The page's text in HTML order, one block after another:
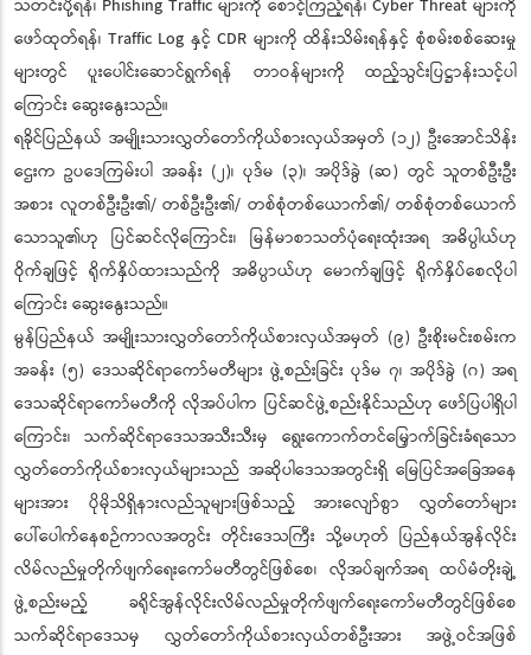
သတင်းပို့ရန်၊ Phishing Traffic များကို စောင့်ကြည့်ရန်၊ Cyber Threat များကို
ဖော်ထုတ်ရန်၊ Traffic Log နှင့် CDR များကို ထိန်းသိမ်းရန်နှင့် စုံစမ်းစစ်ဆေးမှု
များတွင် ပူးပေါင်းဆောင်ရွက်ရန် တာဝန်များကို ထည့်သွင်းပြဋ္ဌာန်းသင့်ပါ
ကြောင်း ဆွေးနွေးသည်။
ရခိုင်ပြည်နယ် အမျိုးသားလွှတ်တော်ကိုယ်စားလှယ်အမှတ် (၁၂) ဦးအောင်သိန်း
ဌေးက ဥပဒေကြမ်းပါ အခန်း (၂)၊ ပုဒ်မ (၃)၊ အပိုဒ်ခွဲ (ဆ) တွင် သူတစ်ဦးဦး
အစား လူတစ်ဦးဦး၏/ တစ်ဦးဦး၏/ တစ်စုံတစ်ယောက်၏/ တစ်စုံတစ်ယောက်
သောသူ၏ဟု ပြင်ဆင်လိုကြောင်း၊ မြန်မာစာသတ်ပုံရေးထုံးအရ အဓိပ္ပါယ်ဟု
ဝိုက်ချဖြင့် ရိုက်နှိပ်ထားသည်ကို အဓိပ္ပာယ်ဟု မောက်ချဖြင့် ရိုက်နှိပ်စေလိုပါ
ကြောင်း ဆွေးနွေးသည်။
မွန်ပြည်နယ် အမျိုးသားလွှတ်တော်ကိုယ်စားလှယ်အမှတ် (၉) ဦးစိုးမင်းစမ်းက
အခန်း (၅) ဒေသဆိုင်ရာကော်မတီများ ဖွဲ့စည်းခြင်း ပုဒ်မ ၇၊ အပိုဒ်ခွဲ (ဂ) အရ
ဒေသဆိုင်ရာကော်မတီကို လိုအပ်ပါက ပြင်ဆင်ဖွဲ့စည်းနိုင်သည်ဟု ဖော်ပြပါရှိပါ
ကြောင်း၊ သက်ဆိုင်ရာဒေသအသီးသီးမှ ရွေးကောက်တင်မြှောက်ခြင်းခံရသော
လွှတ်တော်ကိုယ်စားလှယ်များသည် အဆိုပါဒေသအတွင်းရှိ မြေပြင်အခြေအနေ
များအား ပိုမိုသိရှိနားလည်သူများဖြစ်သည့် အားလျော်စွာ လွှတ်တော်များ
ပေါ်ပေါက်နေစဉ်ကာလအတွင်း တိုင်းဒေသကြီး သို့မဟုတ် ပြည်နယ်အွန်လိုင်း
လိမ်လည်မှုတိုက်ဖျက်ရေးကော်မတီတွင်ဖြစ်စေ၊ လိုအပ်ချက်အရ ထပ်မံတိုးချဲ့
ဖွဲ့စည်းမည့် ခရိုင်အွန်လိုင်းလိမ်လည်မှုတိုက်ဖျက်ရေးကော်မတီတွင်ဖြစ်စေ
သက်ဆိုင်ရာဒေသမှ လွှတ်တော်ကိုယ်စားလှယ်တစ်ဦးအား အဖွဲ့ဝင်အဖြစ်